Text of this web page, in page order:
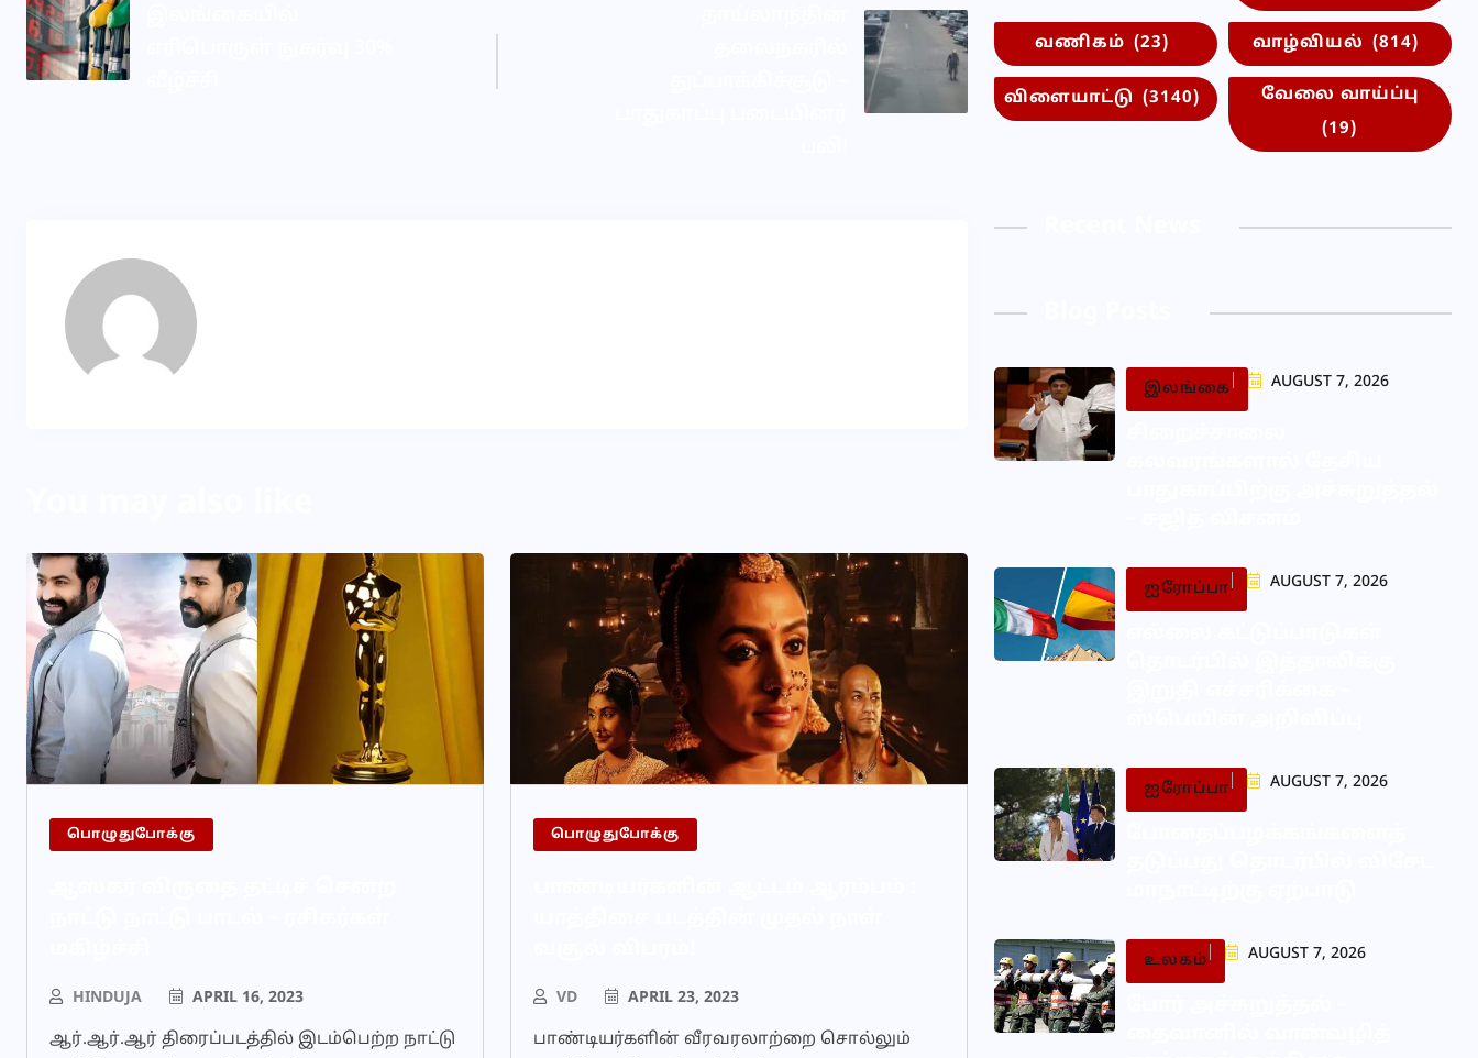
பொழுதுபோக்கு
HINDUJA APRIL 16, 2023
ஆர்.ஆர்.ஆர் திரைப்படத்தில் இடம்பெற்ற நாட்டு
பொழுதுபோக்கு
VD APRIL 23, 2023
பாண்டியர்களின் வீரவரலாற்றை சொல்லும்
வணிகம் (23) வாழ்வியல் (814)
விளையாட்டு (3140)
வேலை வாய்ப்பு
(19)
இலங்கை AUGUST 7, 2026
ஐரோப்பா AUGUST 7, 2026
ஐரோப்பா AUGUST 7, 2026
உலகம் AUGUST 7, 2026